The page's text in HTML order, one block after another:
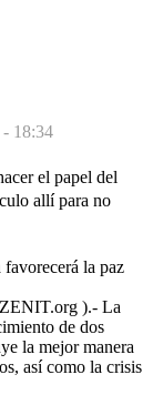
- 18:34
el papel del
allí para no
favorecerá la paz
).- La
de dos
la mejor manera
así como la crisis